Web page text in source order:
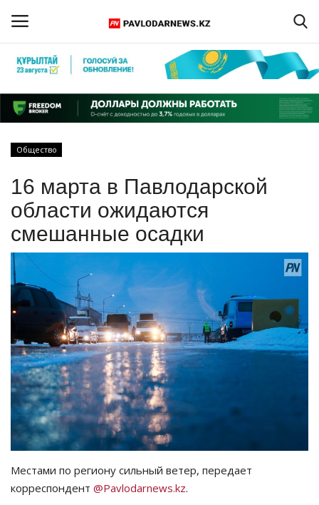
Регистрация
Главная
ПАВЛОДАРСКАЯ ОБЛАСТЬ
КАЗАХСТАН
МИР
СПЕЦПРОЕКТЫ
СПОРТ
Чек-лист
РАЗВЛЕЧЕНИЯ
OFFICIAL
Курултай
Общество
16 марта в Павлодарской
области ожидаются
смешанные осадки
Местами по региону сильный ветер, передает
корреспондент @Pavlodarnews.kz.